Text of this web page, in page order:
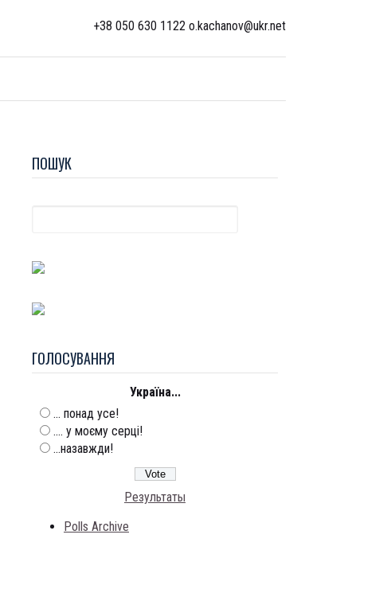
+38 050 630 1122 o.kachanov@ukr.net
ПОШУК
ГОЛОСУВАННЯ
Україна...
... понад усе!
.... у моєму серці!
...назавжди!
Результаты
Polls Archive